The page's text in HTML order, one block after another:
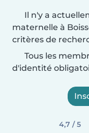
Il n'y a
maternelle à
critères de
Tous les
d'identité
4,7 / 5